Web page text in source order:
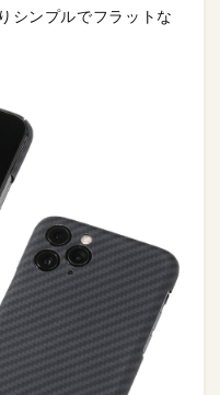
シンプルでフラットな